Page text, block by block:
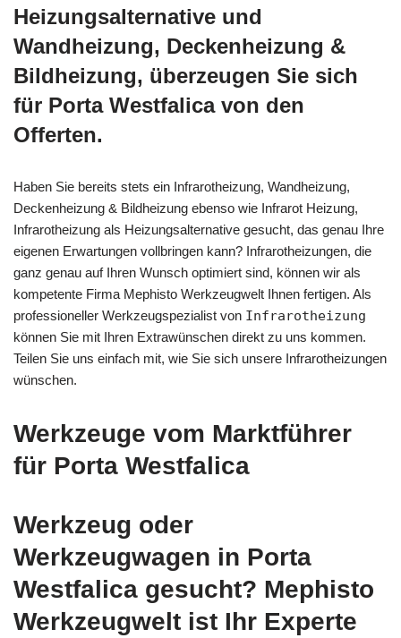
Heizungsalternative und
Wandheizung, Deckenheizung &
Bildheizung, überzeugen Sie sich
für Porta Westfalica von den
Offerten.
Haben Sie bereits stets ein Infrarotheizung, Wandheizung,
Deckenheizung & Bildheizung ebenso wie Infrarot Heizung,
Infrarotheizung als Heizungsalternative gesucht, das genau Ihre
eigenen Erwartungen vollbringen kann? Infrarotheizungen, die
ganz genau auf Ihren Wunsch optimiert sind, können wir als
kompetente Firma Mephisto Werkzeugwelt Ihnen fertigen. Als
professioneller Werkzeugspezialist von Infrarotheizung
können Sie mit Ihren Extrawünschen direkt zu uns kommen.
Teilen Sie uns einfach mit, wie Sie sich unsere Infrarotheizungen
wünschen.
Werkzeuge vom Marktführer
für Porta Westfalica
Werkzeug oder
Werkzeugwagen in Porta
Westfalica gesucht? Mephisto
Werkzeugwelt ist Ihr Experte